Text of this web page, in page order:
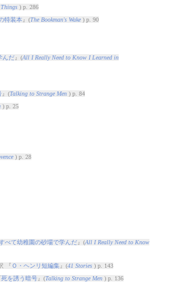
) p. 286
特装本』(The Bookman's Wake) p. 90
んだ』(All I Really Need to Know I Learned in
』(Talking to Strange Men) p. 84
) p. 25
) p. 28
べて幼稚園の砂場で学んだ』(All I Really Need to Know
『 Ｏ・ヘンリ短編集』(41 Stories) p. 143
死を誘う暗号』(Talking to Strange Men) p. 136